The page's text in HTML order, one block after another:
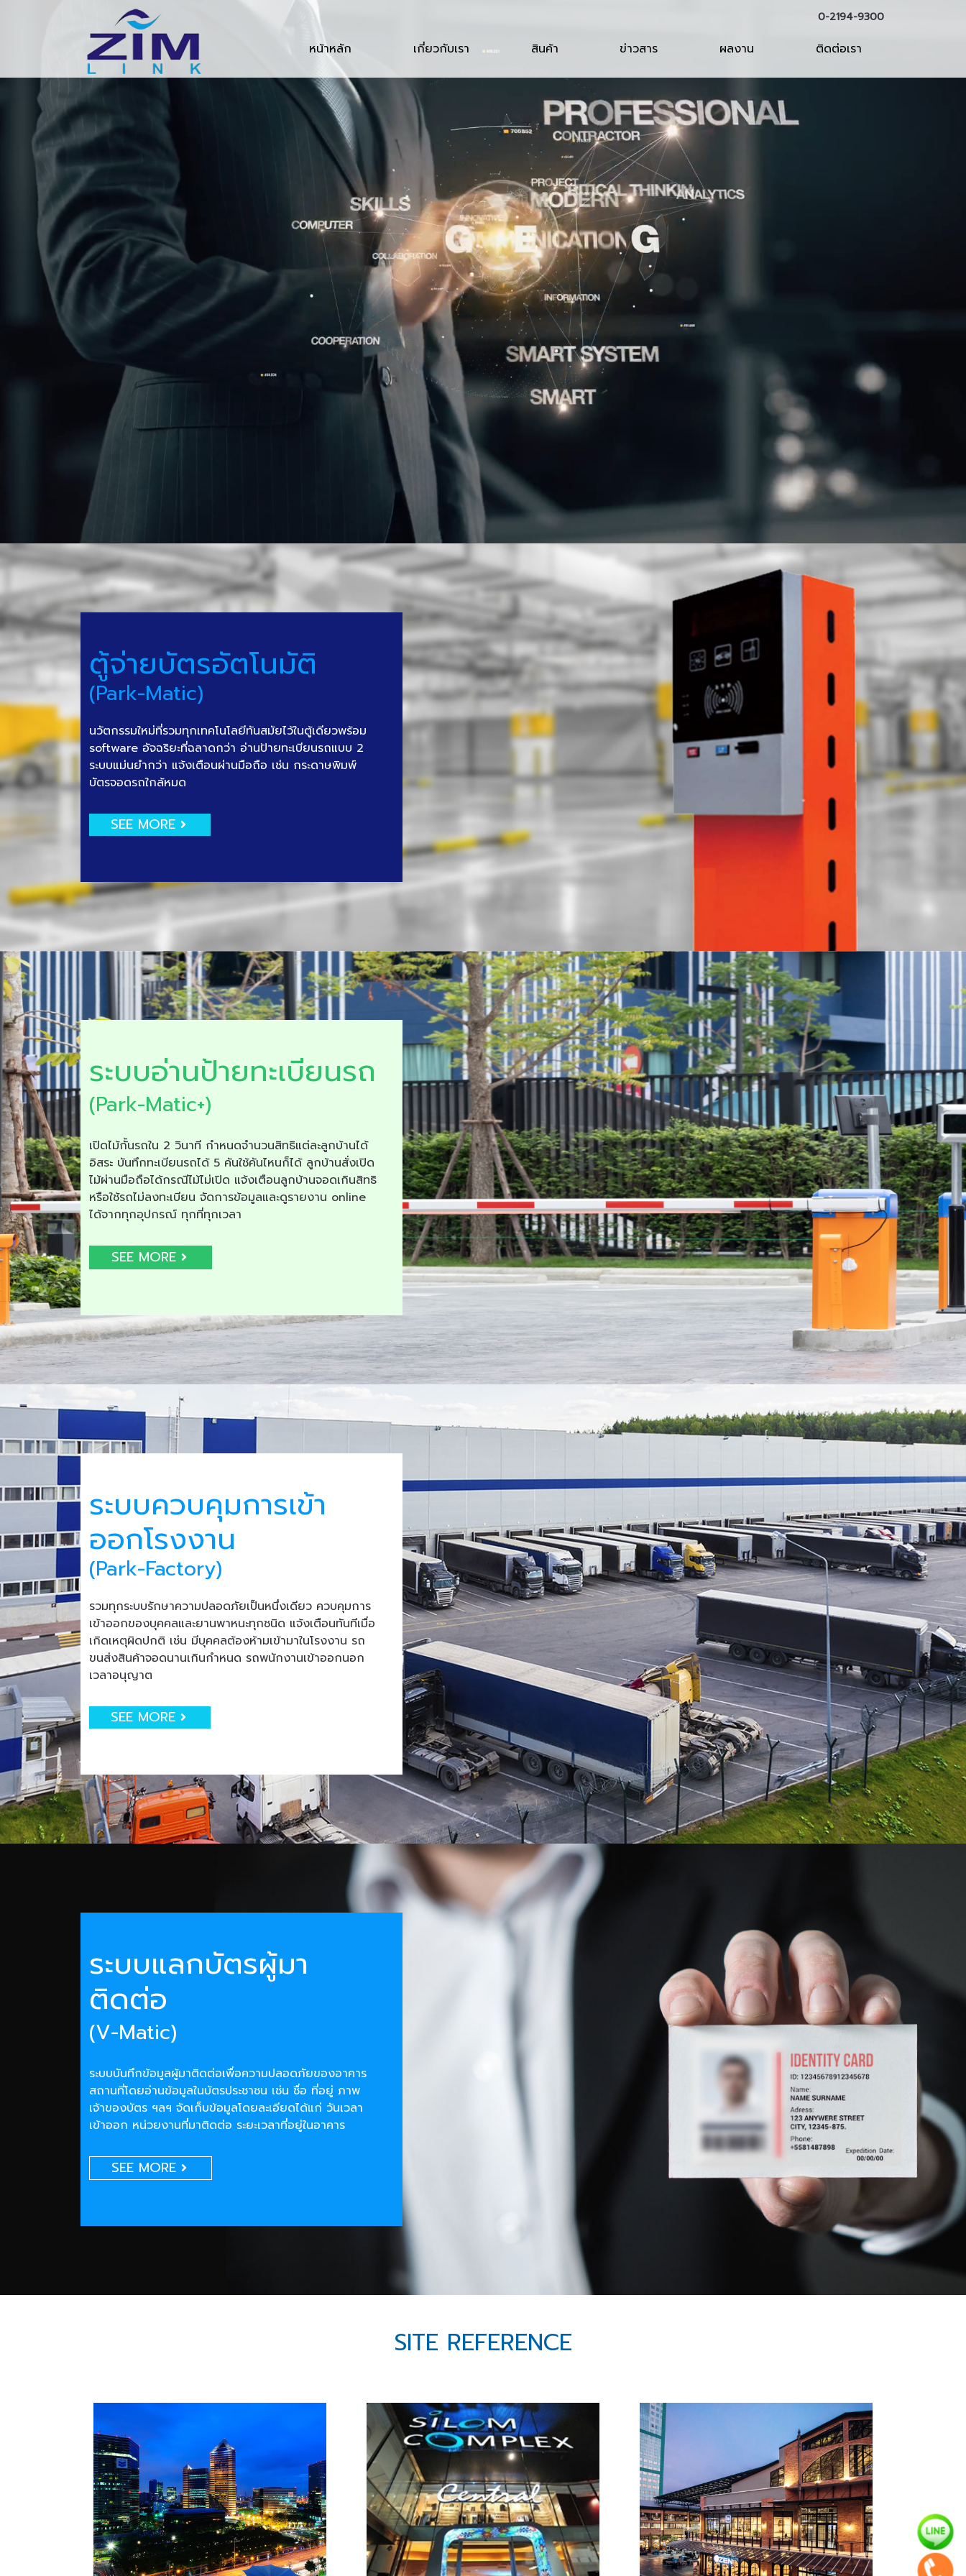
0-2194-9300
หน้าหลัก เกี่ยวกับเรา สินค้า ข่าวสาร ผลงาน ติดต่อเรา
ตู้จ่ายบัตรอัตโนมัติ
(Park-Matic)
นวัตกรรมใหม่ที่รวมทุกเทคโนโลยีทันสมัยไว้ในตู้เดียวพร้อม
software อัจฉริยะที่ฉลาดกว่า อ่านป้ายทะเบียนรถแบบ 2
ระบบแม่นยำกว่า แจ้งเตือนผ่านมือถือ เช่น กระดาษพิมพ์
บัตรจอดรถใกล้หมด
SEE MORE
ระบบอ่านป้ายทะเบียนรถ
(Park-Matic+)
เปิดไม้กั้นรถใน 2 วินาที กำหนดจำนวนสิทธิแต่ละลูกบ้านได้
อิสระ บันทึกทะเบียนรถได้ 5 คันใช้คันไหนก็ได้ ลูกบ้านสั่งเปิด
ไม้ผ่านมือถือได้กรณีไม้ไม่เปิด แจ้งเตือนลูกบ้านจอดเกินสิทธิ
หรือใช้รถไม่ลงทะเบียน จัดการข้อมูลและดูรายงาน online
ได้จากทุกอุปกรณ์ ทุกที่ทุกเวลา
SEE MORE
ระบบควบคุมการเข้า
ออกโรงงาน
(Park-Factory)
รวมทุกระบบรักษาความปลอดภัยเป็นหนึ่งเดียว ควบคุมการ
เข้าออกของบุคคลและยานพาหนะทุกชนิด แจ้งเตือนทันทีเมื่อ
เกิดเหตุผิดปกติ เช่น มีบุคคลต้องห้ามเข้ามาในโรงงาน รถ
ขนส่งสินค้าจอดนานเกินกำหนด รถพนักงานเข้าออกนอก
เวลาอนุญาต
SEE MORE
ระบบแลกบัตรผู้มา
ติดต่อ
(V-Matic)
ระบบบันทึกข้อมูลผู้มาติดต่อเพื่อความปลอดภัยของอาคาร
สถานที่โดยอ่านข้อมูลในบัตรประชาชน เช่น ชื่อ ที่อยู่ ภาพ
เจ้าของบัตร ฯลฯ จัดเก็บข้อมูลโดยละเอียดได้แก่ วันเวลา
เข้าออก หน่วยงานที่มาติดต่อ ระยะเวลาที่อยู่ในอาคาร
SEE MORE
SITE REFERENCE